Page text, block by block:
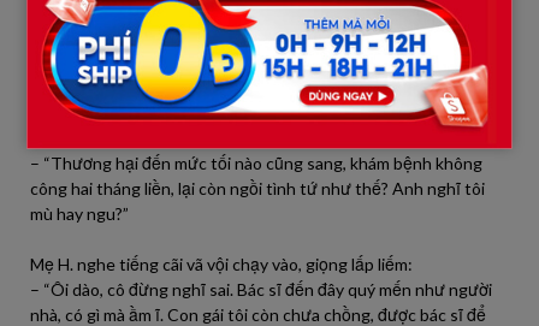
Chồng tôi giật mình, lúng túng đứng bật dậy:
– “Em… em hiểu lầm rồi. Anh chỉ… chỉ quan tâm vì họ khó khăn,
mẹ già con gái chưa chồng, anh thấy thương nên…”
H. bẽn lẽn cúi mặt, nhưng tôi thoáng thấy nụ cười lấp ló ở khóe
– “Thương hại đến mức tối nào cũng sang, khám bệnh không
công hai tháng liền, lại còn ngồi tình tứ như thế? Anh nghĩ tôi
mù hay ngu?”
Mẹ H. nghe tiếng cãi vã vội chạy vào, giọng lấp liếm:
– “Ôi dào, cô đừng nghĩ sai. Bác sĩ đến đây quý mến như người
nhà, có gì mà ầm ĩ. Con gái tôi còn chưa chồng, được bác sĩ để